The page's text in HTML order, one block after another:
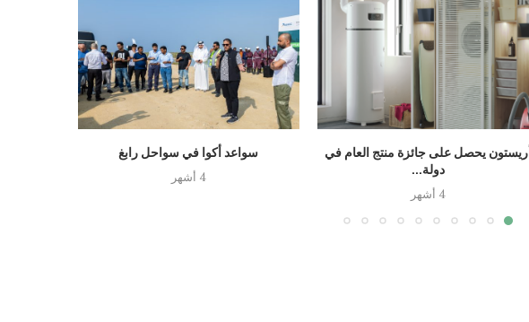
أريستون يحصل على جائزة منتج العام في
دولة...
4 أشهر
سواعد أكوا في سواحل رابغ
4 أشهر